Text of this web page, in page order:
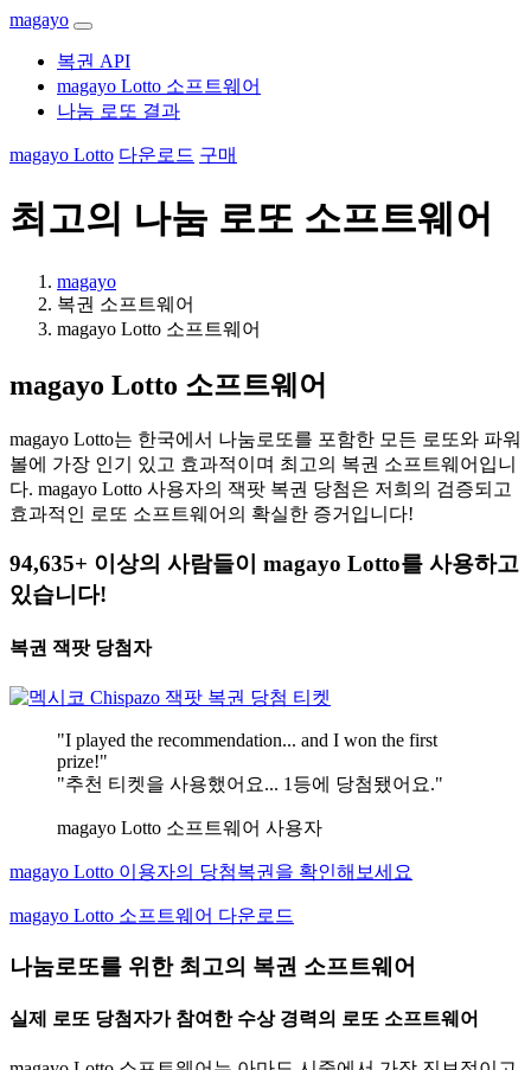
magayo
복권 API
magayo Lotto 소프트웨어
나눔 로또 결과
magayo Lotto 다운로드 구매
최고의 나눔 로또 소프트웨어
magayo
복권 소프트웨어
magayo Lotto 소프트웨어
magayo Lotto 소프트웨어
magayo Lotto는 한국에서 나눔로또를 포함한 모든 로또와 파워
볼에 가장 인기 있고 효과적이며 최고의 복권 소프트웨어입니
다. magayo Lotto 사용자의 잭팟 복권 당첨은 저희의 검증되고
효과적인 로또 소프트웨어의 확실한 증거입니다!
94,635+ 이상의 사람들이 magayo Lotto를 사용하고
있습니다!
복권 잭팟 당첨자
"I played the recommendation... and I won the first
prize!"
"추천 티켓을 사용했어요... 1등에 당첨됐어요."
magayo Lotto 소프트웨어 사용자
magayo Lotto 이용자의 당첨복권을 확인해보세요
magayo Lotto 소프트웨어 다운로드
나눔로또를 위한 최고의 복권 소프트웨어
실제 로또 당첨자가 참여한 수상 경력의 로또 소프트웨어